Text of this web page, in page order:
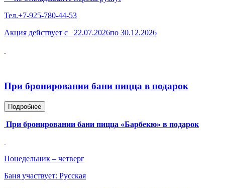
Тел.+7-925-780-44-53
Акция действует с 22.07.2026по 30.12.2026
При бронировании бани пицца в подарок
Подробнее
При бронировании бани пицца «Барбекю» в подарок
Понедельник – четверг
Баня участвует: Русская